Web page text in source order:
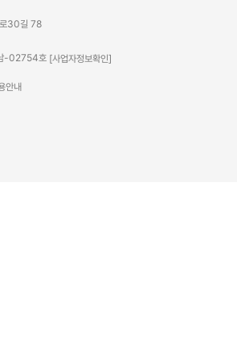
로30길 78
-02754호 [사업자정보확인]
안내